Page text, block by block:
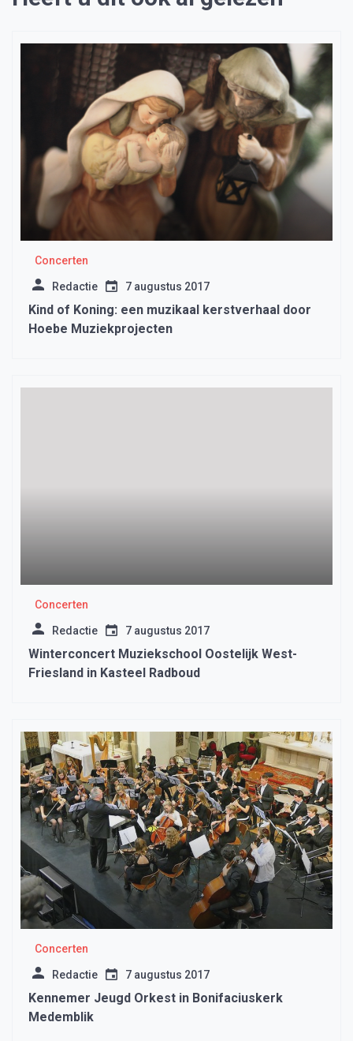
Concerten
Redactie 7 augustus 2017
Kind of Koning: een muzikaal kerstverhaal door
Hoebe Muziekprojecten
Concerten
Redactie 7 augustus 2017
Winterconcert Muziekschool Oostelijk West-
Friesland in Kasteel Radboud
Concerten
Redactie 7 augustus 2017
Kennemer Jeugd Orkest in Bonifaciuskerk
Medemblik